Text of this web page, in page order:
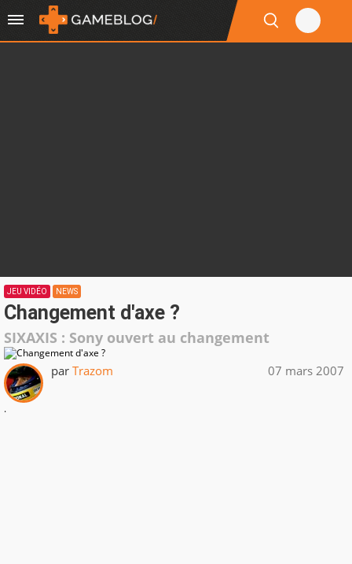
JEU VIDÉO NEWS
Changement d'axe ?
SIXAXIS : Sony ouvert au changement
par Trazom 07 mars 2007
.